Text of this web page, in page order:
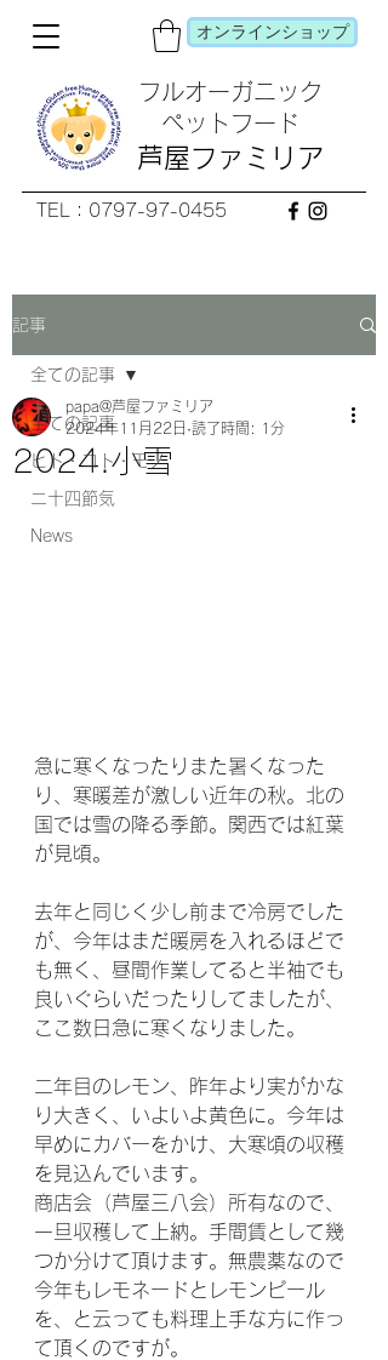
フルオーガニック
​ペットフード
芦屋ファミリア
TEL：0797-97-0455
オンラインショップ
記事
全ての記事
ヒト・コト・モノ
二十四節気
News
全ての記事
2024.小雪
papa@芦屋ファミリア
2024年11月22日 読了時間: 1分
急に寒くなったりまた暑くなった
り、寒暖差が激しい近年の秋。北の
国では雪の降る季節。関西では紅葉
が見頃。
去年と同じく少し前まで冷房でした
が、今年はまだ暖房を入れるほどで
も無く、昼間作業してると半袖でも
良いぐらいだったりしてましたが、
ここ数日急に寒くなりました。
二年目のレモン、昨年より実がかな
り大きく、いよいよ黄色に。今年は
早めにカバーをかけ、大寒頃の収穫
を見込んでいます。
商店会（芦屋三八会）所有なので、
一旦収穫して上納。手間賃として幾
つか分けて頂けます。無農薬なので
今年もレモネードとレモンピール
を、と云っても料理上手な方に作っ
て頂くのですが。